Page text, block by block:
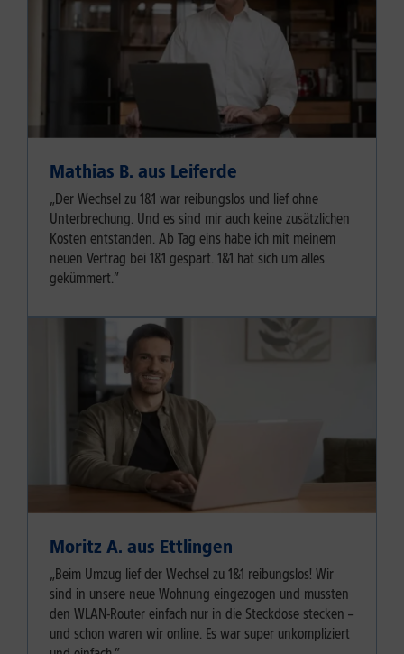
Mathias B. aus Leiferde
„Der Wechsel zu 1&1 war reibungslos und lief ohne
Unterbrechung. Und es sind mir auch keine zusätzlichen
Kosten entstanden. Ab Tag eins habe ich mit meinem
neuen Vertrag bei 1&1 gespart. 1&1 hat sich um alles
gekümmert.”
Moritz A. aus Ettlingen
„Beim Umzug lief der Wechsel zu 1&1 reibungslos! Wir
sind in unsere neue Wohnung eingezogen und mussten
den WLAN-Router einfach nur in die Steckdose stecken –
und schon waren wir online. Es war super unkompliziert